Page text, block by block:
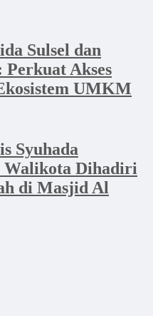
Sulsel dan
Akses
UMKM
Syuhada
Walikota Dihadiri
di Masjid Al